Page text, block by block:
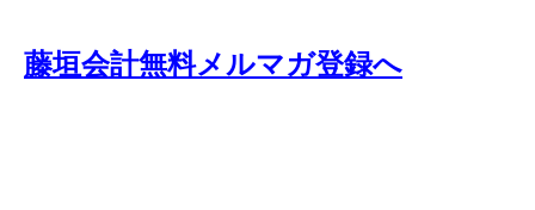
藤垣会計無料メルマガ登録へ